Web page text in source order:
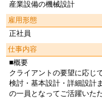
産業設備の機械設計
雇用形態
正社員
仕事内容
■概要
クライアントの要望に応じ
検討・基本設計・詳細設計
の一員となってご活躍いた